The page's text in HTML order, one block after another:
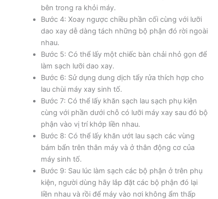
bên trong ra khỏi máy.
Bước 4: Xoay ngược chiều phần cối cùng với lưỡi
dao xay dễ dàng tách những bộ phận đó rời ngoài
nhau.
Bước 5: Có thể lấy một chiếc bàn chải nhỏ gọn để
làm sạch lưỡi dao xay.
Bước 6: Sử dụng dung dịch tẩy rửa thích hợp cho
lau chùi máy xay sinh tố.
Bước 7: Có thể lấy khăn sạch lau sạch phụ kiện
cùng với phần dưới chỗ có lưỡi máy xay sau đó bộ
phận vào vị trí khớp liền nhau.
Bước 8: Có thể lấy khăn ướt lau sạch các vùng
bám bẩn trên thân máy và ở thân động cơ của
máy sinh tố.
Bước 9: Sau lúc làm sạch các bộ phận ở trên phụ
kiện, người dùng hãy lắp đặt các bộ phận đó lại
liền nhau và rồi để máy vào nơi không ẩm thấp